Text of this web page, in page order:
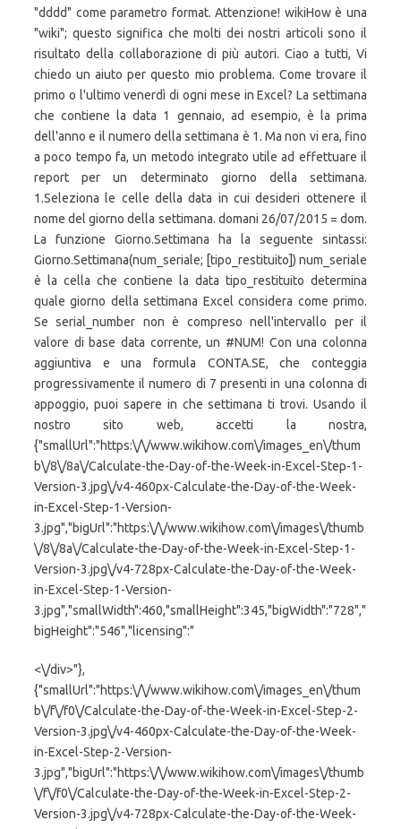
"dddd" come parametro format. Attenzione! wikiHow è una
"wiki"; questo significa che molti dei nostri articoli sono il
risultato della collaborazione di più autori. Ciao a tutti, Vi
chiedo un aiuto per questo mio problema. Come trovare il
primo o l'ultimo venerdì di ogni mese in Excel? La settimana
che contiene la data 1 gennaio, ad esempio, è la prima
dell'anno e il numero della settimana è 1. Ma non vi era, fino
a poco tempo fa, un metodo integrato utile ad effettuare il
report per un determinato giorno della settimana.
1.Seleziona le celle della data in cui desideri ottenere il
nome del giorno della settimana. domani 26/07/2015 = dom.
La funzione Giorno.Settimana ha la seguente sintassi:
Giorno.Settimana(num_seriale; [tipo_restituito]) num_seriale
è la cella che contiene la data tipo_restituito determina
quale giorno della settimana Excel considera come primo.
Se serial_number non è compreso nell'intervallo per il
valore di base data corrente, un #NUM! Con una colonna
aggiuntiva e una formula CONTA.SE, che conteggia
progressivamente il numero di 7 presenti in una colonna di
appoggio, puoi sapere in che settimana ti trovi. Usando il
nostro sito web, accetti la nostra,
{"smallUrl":"https:\/\/www.wikihow.com\/images_en\/thum
b\/8\/8a\/Calculate-the-Day-of-the-Week-in-Excel-Step-1-
Version-3.jpg\/v4-460px-Calculate-the-Day-of-the-Week-
in-Excel-Step-1-Version-
3.jpg","bigUrl":"https:\/\/www.wikihow.com\/images\/thumb
\/8\/8a\/Calculate-the-Day-of-the-Week-in-Excel-Step-1-
Version-3.jpg\/v4-728px-Calculate-the-Day-of-the-Week-
in-Excel-Step-1-Version-
3.jpg","smallWidth":460,"smallHeight":345,"bigWidth":"728","
bigHeight":"546","licensing":"
<\/div>"},
{"smallUrl":"https:\/\/www.wikihow.com\/images_en\/thum
b\/f\/f0\/Calculate-the-Day-of-the-Week-in-Excel-Step-2-
Version-3.jpg\/v4-460px-Calculate-the-Day-of-the-Week-
in-Excel-Step-2-Version-
3.jpg","bigUrl":"https:\/\/www.wikihow.com\/images\/thumb
\/f\/f0\/Calculate-the-Day-of-the-Week-in-Excel-Step-2-
Version-3.jpg\/v4-728px-Calculate-the-Day-of-the-Week-